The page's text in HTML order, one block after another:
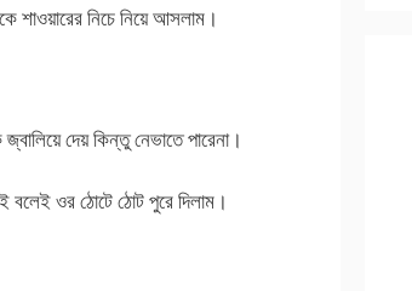
শাওয়ারের নিচে নিয়ে আসলাম।
দেয় কিন্তু নেভাতে পারেনা।
ওর ঠোটে ঠোট পুরে দিলাম।